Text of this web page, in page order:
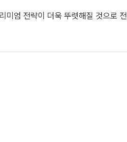
미엄 전략이 더욱 뚜렷해질 것으로 전